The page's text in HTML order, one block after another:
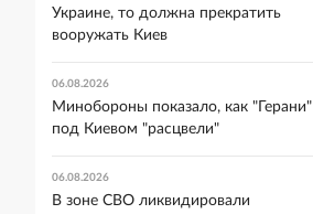
Украине, то должна прекратить
вооружать Киев
06.08.2026
Минобороны показало, как "Герани"
под Киевом "расцвели"
06.08.2026
В зоне СВО ликвидировали